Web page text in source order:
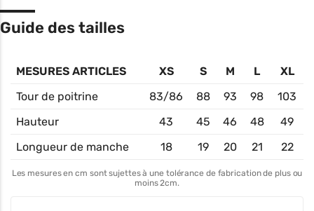
Guide des tailles
MESURES ARTICLES XS S M L
XL
Tour de poitrine
83/86 88 93 98
103
Hauteur
43 45 46 48
49
Longueur de manche
18 19 20 21 22
Les mesures en cm sont sujettes à une tolérance de fabrication de plus ou
moins 2cm.